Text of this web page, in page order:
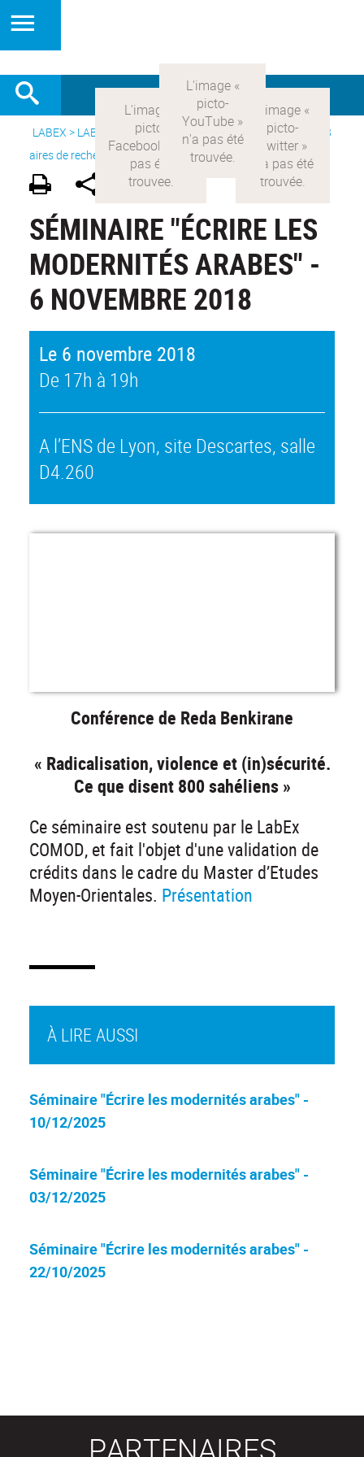
LABEX > LABEX COMOD> Version française > Recherche >
8
aires de recherche> Modernités arabes
SÉMINAIRE "ÉCRIRE LES
MODERNITÉS ARABES" -
6 NOVEMBRE 2018
Le 6 novembre 2018
De 17h à 19h
A l’ENS de Lyon, site Descartes, salle
D4.260
Conférence de Reda Benkirane
« Radicalisation, violence et (in)sécurité.
Ce que disent 800 sahéliens »
Ce séminaire est soutenu par le LabEx
COMOD, et fait l'objet d'une validation de
crédits dans le cadre du Master d’Etudes
Moyen-Orientales. Présentation
À LIRE AUSSI
Séminaire "Écrire les modernités arabes" -
10/12/2025
Séminaire "Écrire les modernités arabes" -
03/12/2025
Séminaire "Écrire les modernités arabes" -
22/10/2025
PARTENAIRES